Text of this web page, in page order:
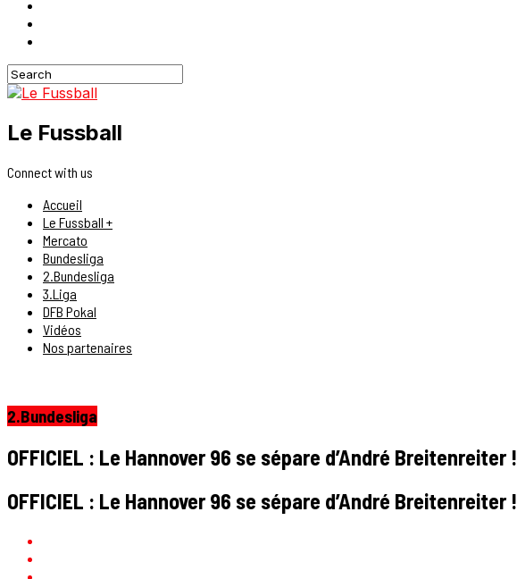
Le Fussball
Connect with us
Accueil
Le Fussball +
Mercato
Bundesliga
2.Bundesliga
3.Liga
DFB Pokal
Vidéos
Nos partenaires
2.Bundesliga
OFFICIEL : Le Hannover 96 se sépare d’André Breitenreiter !
OFFICIEL : Le Hannover 96 se sépare d’André Breitenreiter !